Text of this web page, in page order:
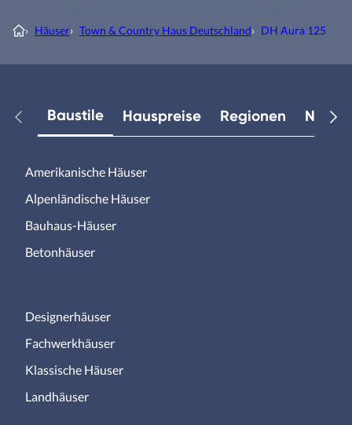
› Häuser› Town & Country Haus Deutschland› DH Aura 125
Baustile Hauspreise Regionen
Amerikanische Häuser
Alpenländische Häuser
Bauhaus-Häuser
Betonhäuser
Designerhäuser
Fachwerkhäuser
Klassische Häuser
Landhäuser